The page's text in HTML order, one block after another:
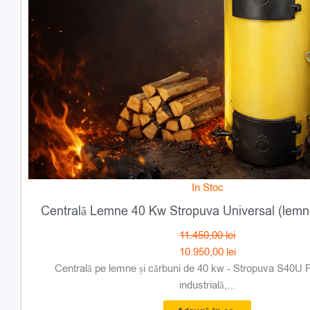
In Stoc
Centrală Lemne 40 Kw Stropuva Universal
11.450,00lei
10.950,00 lei
Centrală pe lemne și cărbuni de 40 kw - Stropuva S40U
industrială,...